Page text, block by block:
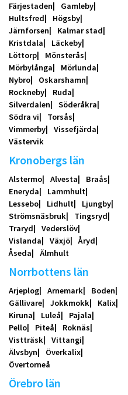
Färjestaden
Gamleby
Hultsfred
Högsby
Järnforsen
Kalmar stad
Kristdala
Läckeby
Löttorp
Mönsterås
Mörbylånga
Mörlunda
Nybro
Oskarshamn
Rockneby
Ruda
Silverdalen
Söderåkra
Södra vi
Torsås
Vimmerby
Vissefjärda
Västervik
Kronobergs län
Alstermo Alvesta
Braås
Eneryda
Lammhult
Lessebo
Lidhult
Ljungby
Strömsnäsbruk
Tingsryd
Traryd
Vederslöv
Vislanda
Växjö
Åryd
Åseda
Älmhult
Norrbottens län
Arjeplog Arnemark
Boden
Gällivare
Jokkmokk
Kalix
Kiruna
Luleå
Pajala
Pello
Piteå
Roknäs
Vistträsk
Vittangi
Älvsbyn
Överkalix
Övertorneå
Örebro län